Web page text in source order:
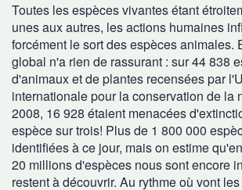
Toutes les espèces vivantes étant
unes aux autres, les actions humaines
forcément le sort des espèces animales.
global n'a rien de rassurant : sur 44 838
d'animaux et de plantes recensées par
internationale pour la conservation de la
2008, 16 928 étaient menacées
espèce sur trois! Plus de 1 800 000
identifiées à ce jour, mais on estime
20 millions d'espèces nous sont encore
restent à découvrir. Au rythme où vont